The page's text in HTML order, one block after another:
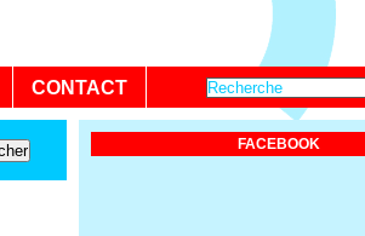
CONTACT
FACEBOOK